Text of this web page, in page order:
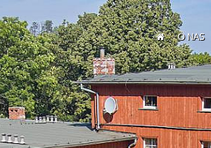
O NAS